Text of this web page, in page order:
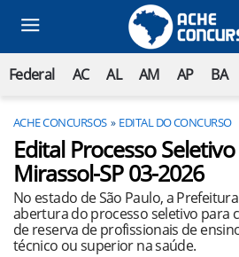
Federal AC AL AM AP BA
ACHE CONCURSOS EDITAL DO CONCURSO
Edital Processo
Mirassol-SP 03-2026
No estado de São Paulo, a
abertura do processo seletivo para
de reserva de profissionais de
técnico ou superior na saúde.